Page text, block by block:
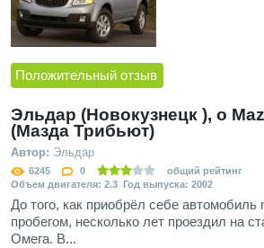
Положительный отзыв
Эльдар (Новокузнецк ), о
(Мазда Трибьют)
Автор: Эльдар
6245 0
общий рейтинг
Объем двигателя: 2.3 Год выпуска: 2002
До того, как приобрёл себе автомобиль
пробегом, несколько лет проездил на
Омега. В...